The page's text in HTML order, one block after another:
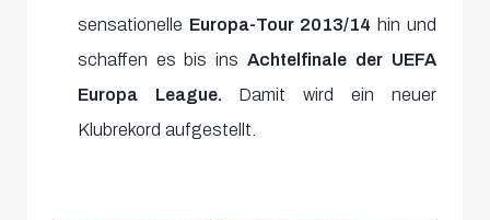
sensationelle Europa-Tour 2013/14 hin und
schaffen es bis insAchtelfinale der UEFA
Europa League. Damit wird ein neuer
Klubrekord aufgestellt.